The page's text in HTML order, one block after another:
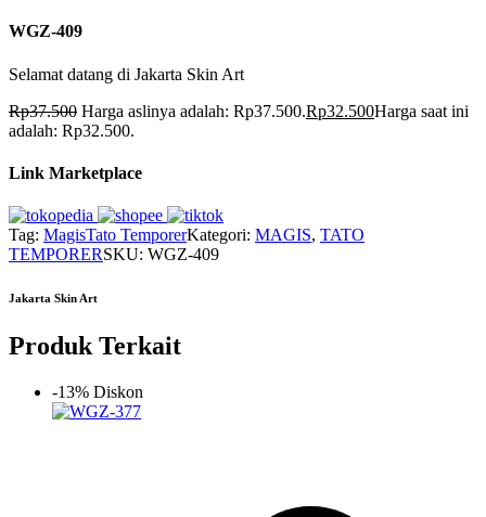
WGZ-409
Selamat datang di Jakarta Skin Art
Rp37.500 Harga aslinya adalah: Rp37.500.Rp32.500Harga saat ini
adalah: Rp32.500.
Link Marketplace
Tag: MagisTato TemporerKategori: MAGIS, TATO
TEMPORERSKU: WGZ-409
Jakarta Skin Art
Produk Terkait
-13% Diskon